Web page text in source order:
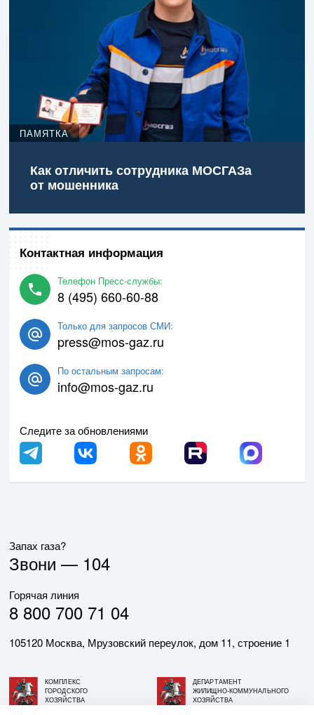
ПАМЯТКА
Как отличить сотрудника МОСГАЗа
от мошенника
Контактная информация
Телефон Пресс-службы:
8 (495) 660-60-88
Только для запросов СМИ:
press@mos-gaz.ru
По остальным запросам:
info@mos-gaz.ru
Следите за обновлениями
Запах газа?
Звони — 104
Горячая линия
8 800 700 71 04
105120 Москва, Мрузовский переулок, дом 11, строение 1
КОМПЛЕКС
ГОРОДСКОГО
ХОЗЯЙСТВА
ДЕПАРТАМЕНТ
ЖИЛИЩНО-КОММУНАЛЬНОГО
ХОЗЯЙСТВА